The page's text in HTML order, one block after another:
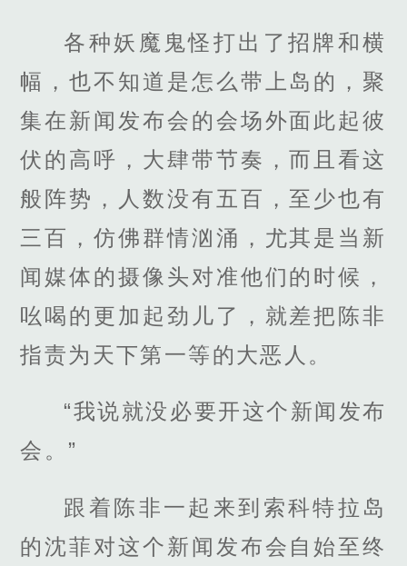
各种妖魔鬼怪打出了招牌和横
幅，也不知道是怎么带上岛的，聚
集在新闻发布会的会场外面此起彼
伏的高呼，大肆带节奏，而且看这
般阵势，人数没有五百，至少也有
三百，仿佛群情汹涌，尤其是当新
闻媒体的摄像头对准他们的时候，
吆喝的更加起劲儿了，就差把陈非
指责为天下第一等的大恶人。
“我说就没必要开这个新闻发布
会。”
跟着陈非一起来到索科特拉岛
的沈菲对这个新闻发布会自始至终